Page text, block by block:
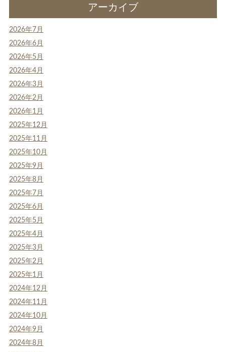
アーカイブ
2026年7月
2026年6月
2026年5月
2026年4月
2026年3月
2026年2月
2026年1月
2025年12月
2025年11月
2025年10月
2025年9月
2025年8月
2025年7月
2025年6月
2025年5月
2025年4月
2025年3月
2025年2月
2025年1月
2024年12月
2024年11月
2024年10月
2024年9月
2024年8月